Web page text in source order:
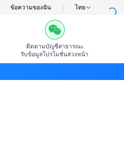
ข้อความของฉัน ไทย
ติดตามบัญชีสาธารณะ
รับข้อมูลโปรโมชั่นล่วงหน้า